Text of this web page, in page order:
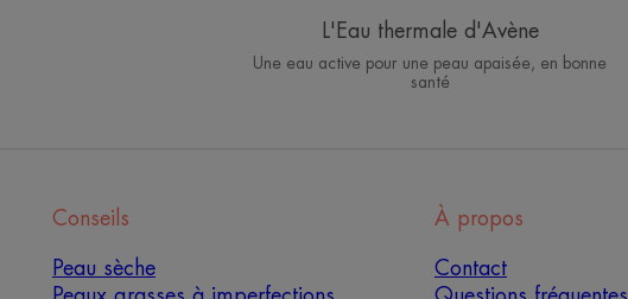
L'Eau thermale d'Avène
Une eau active pour une peau apaisée, en bonne
santé
Conseils
Peau sèche
À propos
Contact